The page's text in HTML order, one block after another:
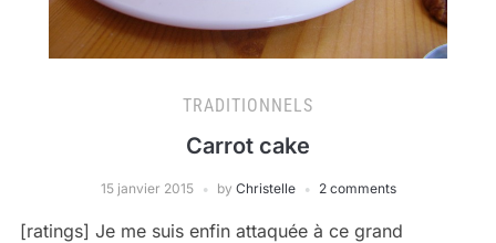
TRADITIONNELS
Carrot cake
15 janvier 2015 by Christelle 2 comments
[ratings] Je me suis enfin attaquée à ce grand